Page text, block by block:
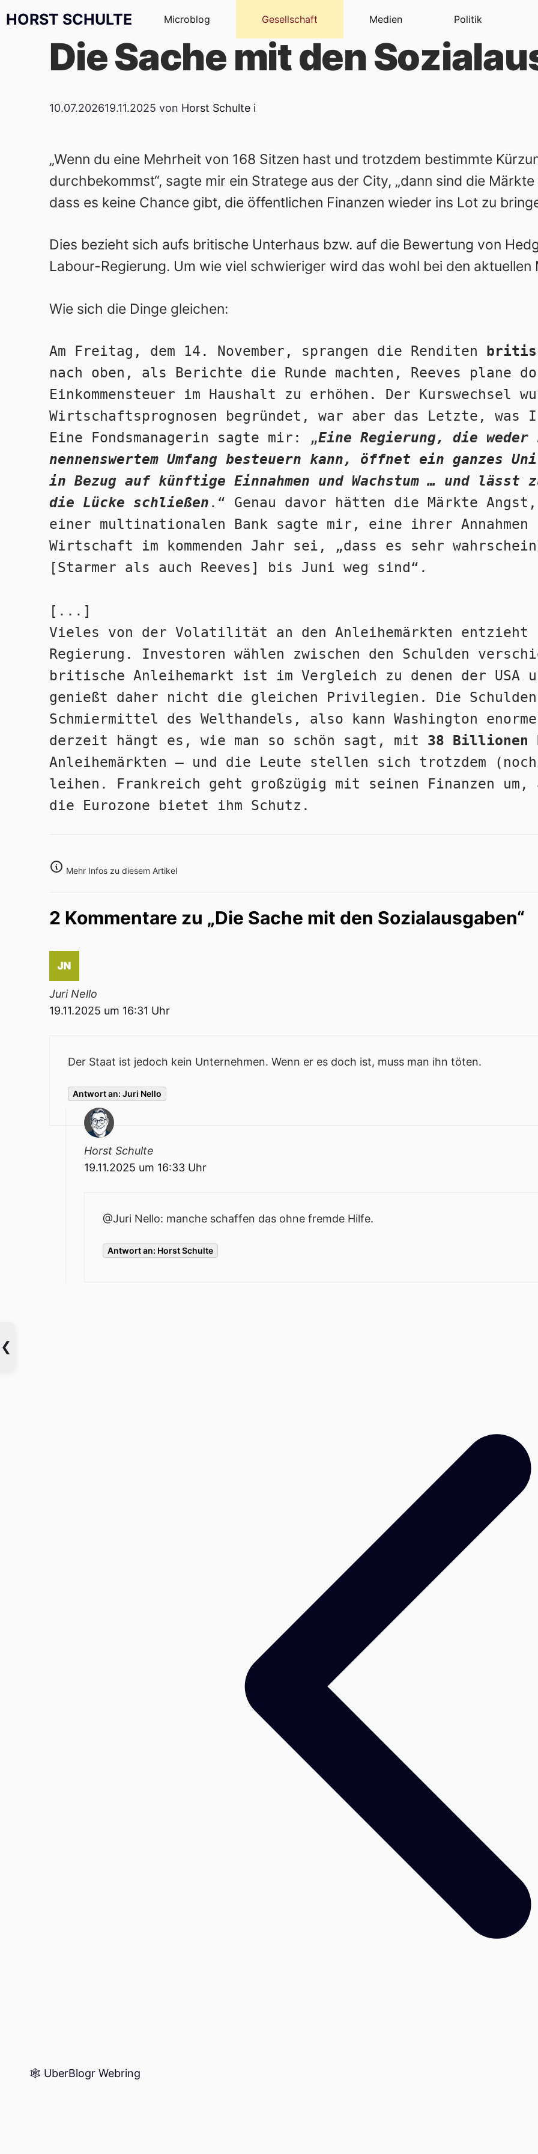
HORST SCHULTE Microblog Gesellschaft Medien Politik
Die Sache mit den
10.07.202619.11.2025 von Horst Schulte i
„Wenn du eine Mehrheit von 168 Sitzen hast und trotzdem bestimmte
durchbekommst“, sagte mir ein Stratege aus der City, „dann sind die
dass es keine Chance gibt, die öffentlichen Finanzen wieder ins Lot zu
Dies bezieht sich aufs britische Unterhaus bzw. auf die Bewertung von
Labour-Regierung. Um wie viel schwieriger wird das wohl bei den aktuellen
Wie sich die Dinge gleichen:
Am Freitag, dem 14. November, sprangen die Renditen
nach oben, als Berichte die Runde machten, Reeves plane
Einkommensteuer im Haushalt zu erhöhen. Der
Wirtschaftsprognosen begründet, war aber das Letzte, was
Eine Fondsmanagerin sagte mir: „Eine Regierung, die weder
nennenswertem Umfang besteuern kann, öffnet ein ganzes
in Bezug auf künftige Einnahmen und Wachstum … und lässt
die Lücke schließen .“ Genau davor hätten die Märkte
einer multinationalen Bank sagte mir, eine ihrer
Wirtschaft im kommenden Jahr sei, „dass es sehr
[Starmer als auch Reeves] bis Juni weg sind“.
[...]
Vieles von der Volatilität an den Anleihemärkten entzieht
Regierung. Investoren wählen zwischen den Schulden
britische Anleihemarkt ist im Vergleich zu denen der USA
genießt daher nicht die gleichen Privilegien. Die Schulden
Schmiermittel des Welthandels, also kann Washington
derzeit hängt es, wie man so schön sagt, mit 38
Anleihemärkten – und die Leute stellen sich trotzdem
leihen. Frankreich geht großzügig mit seinen Finanzen
die Eurozone bietet ihm Schutz.
Mehr Infos zu diesem Artikel
2 Kommentare zu „Die Sache mit den Sozialausgaben“
Juri Nello
19.11.2025 um 16:31 Uhr
Der Staat ist jedoch kein Unternehmen. Wenn er es doch ist, muss man ihn töten.
Antwort an: Juri Nello
Horst Schulte
19.11.2025 um 16:33 Uhr
@Juri Nello: manche schaffen das ohne fremde Hilfe.
Antwort an: Horst Schulte
🕸️ UberBlogr Webring
❮